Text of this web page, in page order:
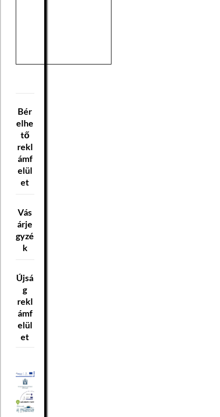
Bér
elhe
tő
rekl
ámf
elül
et
Vás
árje
gyzé
k
Újsá
g
rekl
ámf
elül
et